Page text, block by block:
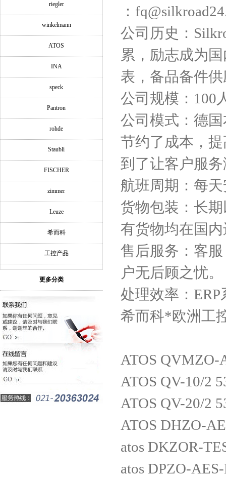
riegler
winkelmann
ATOS
INA
speck
Pantron
rohde
Staubli
FISCHER
zimmer
Leuze
希而科
工控产品
更多分类
：
公司历史：
累，励志成为
表，备品备件
公司规模：100
公司模式：德
节约了成本，
到了让客户服
航班周期：每
货物包装：长
有货物均在国
售后服务：客
户无后顾之忧。
处理效率：
希而科*欧洲
ATOS QVMZO-
ATOS QV-10/2
ATOS QV-20/2
ATOS DHZO-
atos DKZOR-
atos DPZO-